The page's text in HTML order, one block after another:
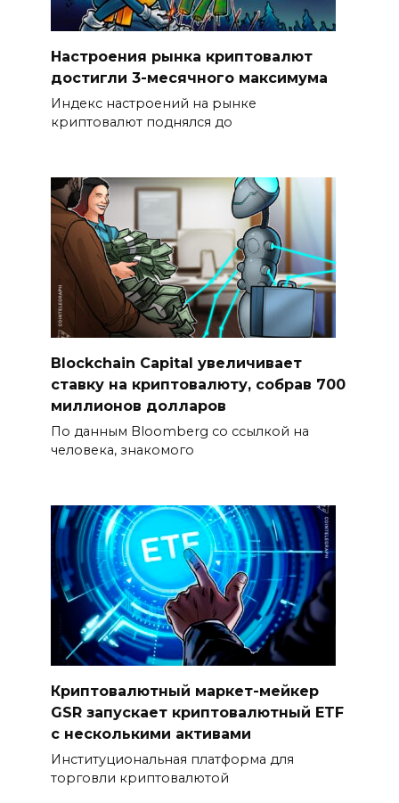
Настроения рынка криптовалют
достигли 3-месячного максимума
Индекс настроений на рынке
криптовалют поднялся до
Blockchain Capital увеличивает
ставку на криптовалюту, собрав 700
миллионов долларов
По данным Bloomberg со ссылкой на
человека, знакомого
Криптовалютный маркет-мейкер
GSR запускает криптовалютный ETF
с несколькими активами
Институциональная платформа для
торговли криптовалютой